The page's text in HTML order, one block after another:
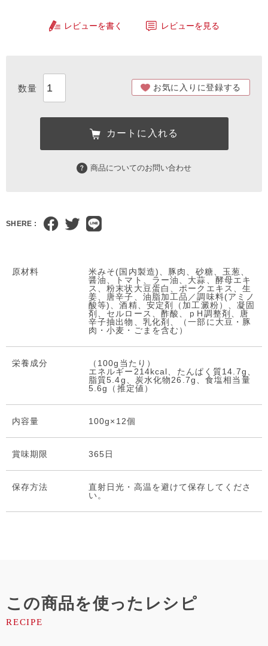
レビューを書く レビューを見る
お気に入りに登録する
カートに入れる
商品についてのお問い合わせ
SHERE :
原材料
米みそ(国内製造)、豚肉、砂糖、玉葱、
醤油、トマト、ラー油、大蒜、酵母エキ
ス、粉末状大豆蛋白、ポークエキス、生
姜、唐辛子、油脂加工品／調味料(アミノ
酸等)、酒精、安定剤（加工澱粉）、凝固
剤、セルロース、酢酸、ｐH調整剤、唐
辛子抽出物、乳化剤、（一部に大豆・豚
肉・小麦・ごまを含む）
栄養成分
（100g当たり）
エネルギー214kcal、たんぱく質14.7g、
脂質5.4g、炭水化物26.7g、食塩相当量
5.6g（推定値）
内容量 100g×12個
賞味期限 365日
保存⽅法
直射日光・高温を避けて保存してくださ
い。
この商品を使ったレシピ